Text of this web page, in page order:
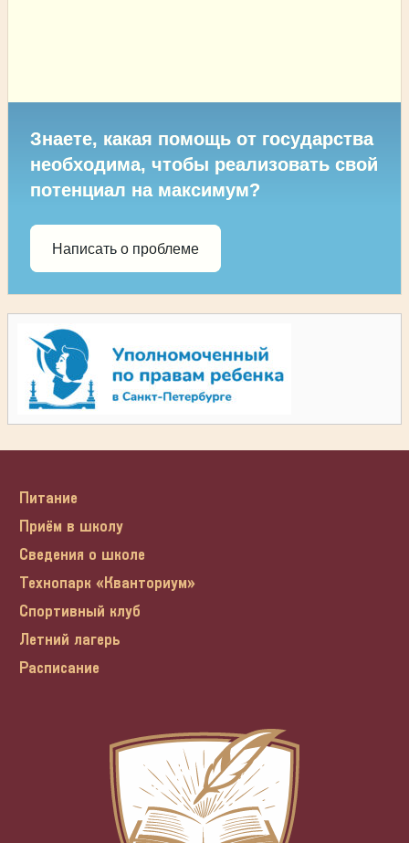
Знаете, какая помощь от государства
необходима, чтобы реализовать свой
потенциал на максимум?
Написать о проблеме
Питание
Приём в школу
Сведения о школе
Технопарк «Кванториум»
Спортивный клуб
Летний лагерь
Расписание